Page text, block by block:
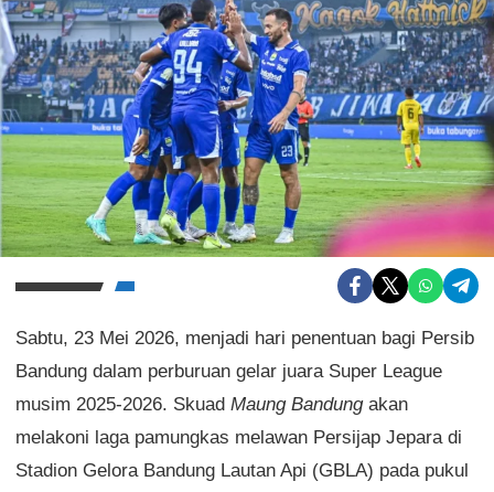
Sabtu, 23 Mei 2026, menjadi hari penentuan bagi Persib
Bandung dalam perburuan gelar juara Super League
musim 2025-2026. Skuad Maung Bandungakan
melakoni laga pamungkas melawan Persijap Jepara di
Stadion Gelora Bandung Lautan Api (GBLA) pada pukul